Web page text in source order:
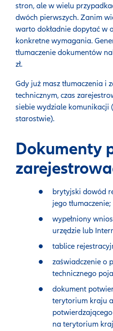
stron, ale w wielu
dwóch pierwszych. Zanim
warto dokładnie dopytać w
konkretne wymagania.
tłumaczenie dokumentów
zł.
Gdy już masz tłumaczenia i
technicznym, czas
siebie wydziale komunikacji
starostwie).
Dokumenty
brytyjski dowód
jego tłumaczenie;
wypełniony
urzędzie lub
tablice
zaświadczenie o
technicznego
dokument
terytorium kraju
na terytorium